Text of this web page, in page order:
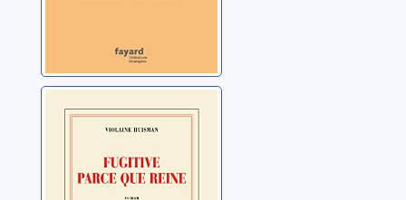
Fugitive parce
que reine
Huisman, Violaine